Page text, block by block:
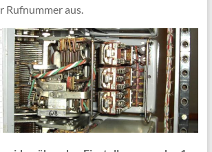
Rufnummer aus.